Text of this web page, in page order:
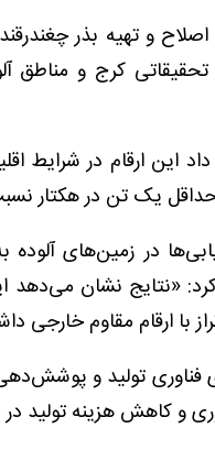
و تهیه بذر
کرج و مناطق
این ارقام در شرایط
در زمین‌های
«نتایج نشان می‌دهد
با ارقام مقاوم خارجی
فناوری تولید و
و کاهش هزینه تولید